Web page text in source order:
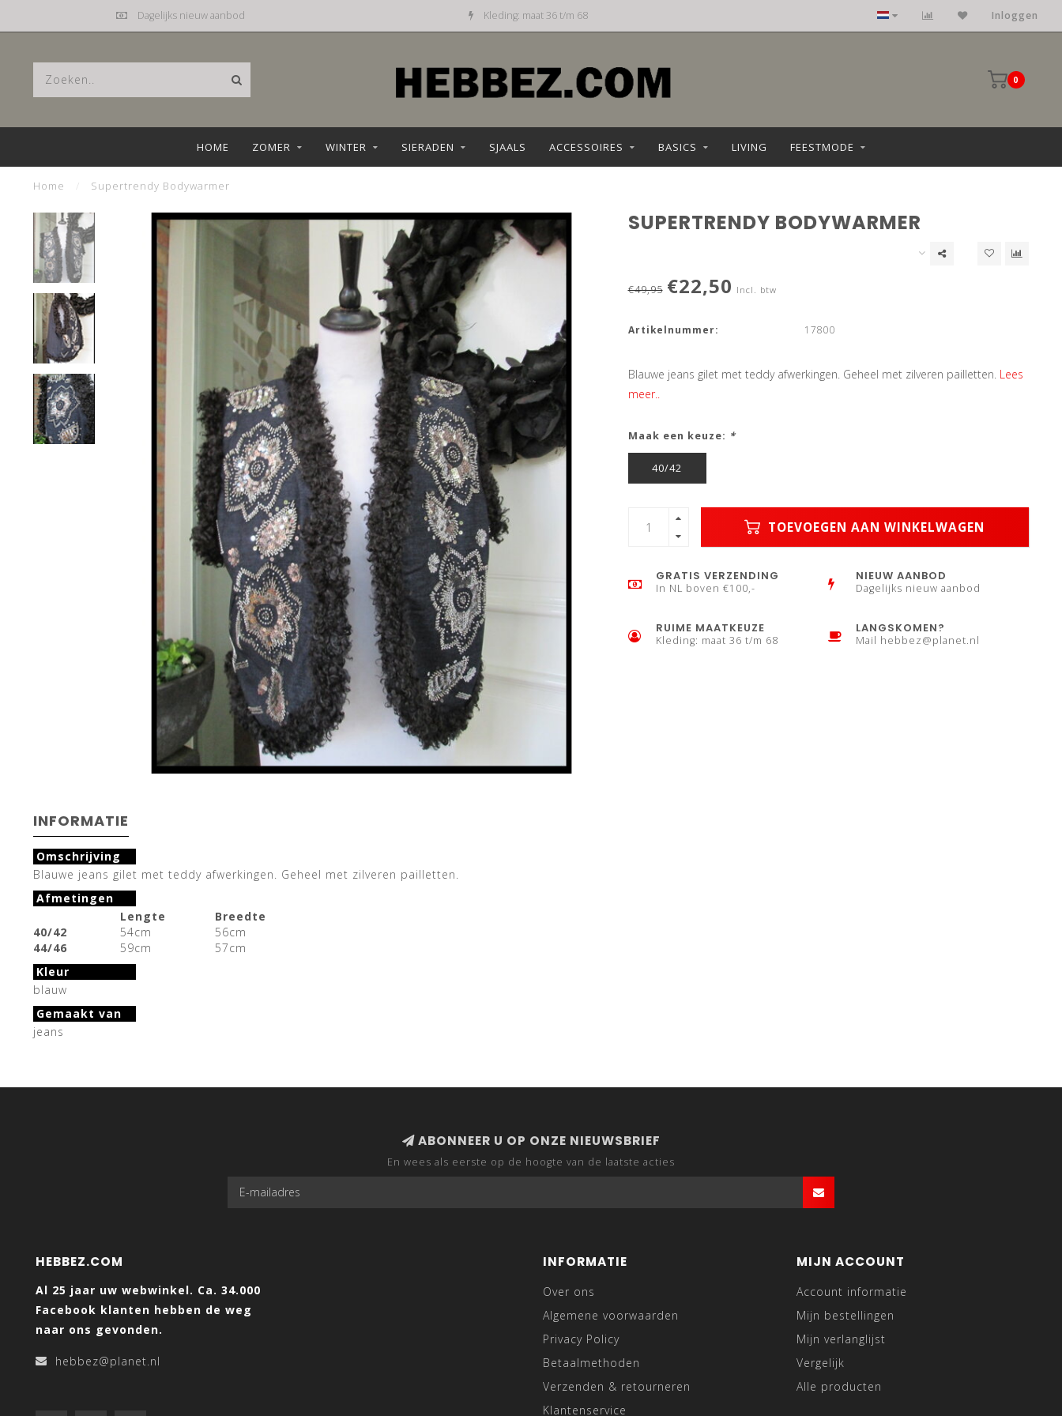
hebbez@planet.nl Dagelijks nieuw aanbod Inloggen
0
HOME ZOMER WINTER SIERADEN SJAALS ACCESSOIRES BASICS LIVING FEESTMODE
Home Supertrendy Bodywarmer
SUPERTRENDY BODYWARMER
€49,95 €22,50 Incl. btw
Artikelnummer: 17800
Blauwe jeans gilet met teddy afwerkingen. Geheel met zilveren pailletten. Lees
meer..
Maak een keuze: *
40/42
TOEVOEGEN AAN WINKELWAGEN
GRATIS VERZENDING
In NL boven €100,-
NIEUW AANBOD
Dagelijks nieuw aanbod
RUIME MAATKEUZE
Kleding: maat 36 t/m 68
LANGSKOMEN?
Mail hebbez@planet.nl
INFORMATIE
Omschrijving
Blauwe jeans gilet met teddy afwerkingen. Geheel met zilveren pailletten.
Afmetingen
Lengte
Breedte
40/42
54cm
56cm
44/46
59cm
57cm
Kleur
blauw
Gemaakt van
jeans
ABONNEER U OP ONZE NIEUWSBRIEF
En wees als eerste op de hoogte van de laatste acties
HEBBEZ.COM
Al 25 jaar uw webwinkel. Ca. 34.000
Facebook klanten hebben de weg
naar ons gevonden.
hebbez@planet.nl
INFORMATIE
Over ons
Algemene voorwaarden
Privacy Policy
Betaalmethoden
Verzenden & retourneren
Klantenservice
MIJN ACCOUNT
Account informatie
Mijn bestellingen
Mijn verlanglijst
Vergelijk
Alle producten